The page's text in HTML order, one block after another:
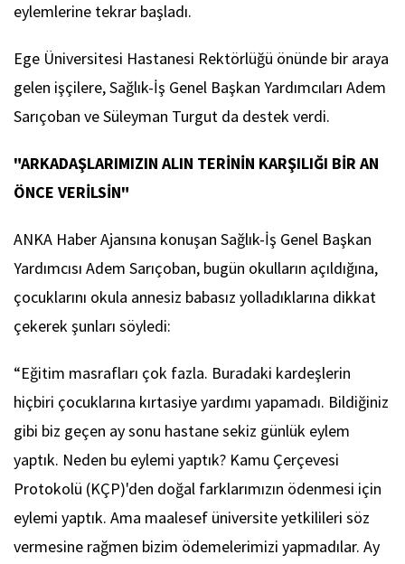
eylemlerine tekrar başladı.
Ege Üniversitesi Hastanesi Rektörlüğü önünde bir araya
gelen işçilere, Sağlık-İş Genel Başkan Yardımcıları Adem
Sarıçoban ve Süleyman Turgut da destek verdi.
"ARKADAŞLARIMIZIN ALIN TERİNİN KARŞILIĞI BİR AN
ÖNCE VERİLSİN"
ANKA Haber Ajansına konuşan Sağlık-İş Genel Başkan
Yardımcısı Adem Sarıçoban, bugün okulların açıldığına,
çocuklarını okula annesiz babasız yolladıklarına dikkat
çekerek şunları söyledi:
“Eğitim masrafları çok fazla. Buradaki kardeşlerin
hiçbiri çocuklarına kırtasiye yardımı yapamadı. Bildiğiniz
gibi biz geçen ay sonu hastane sekiz günlük eylem
yaptık. Neden bu eylemi yaptık? Kamu Çerçevesi
Protokolü (KÇP)'den doğal farklarımızın ödenmesi için
eylemi yaptık. Ama maalesef üniversite yetkilileri söz
vermesine rağmen bizim ödemelerimizi yapmadılar. Ay